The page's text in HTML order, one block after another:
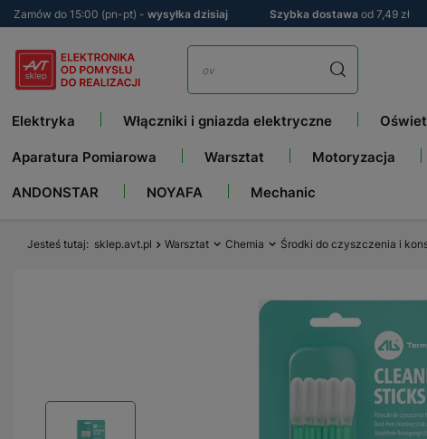
Zamów do 15:00 (pn-pt) - wysyłka dzisiaj Szybka dostawa od 7,49 zł
Elektryka Włączniki i gniazda elektryczne
Aparatura Pomiarowa Warsztat Motoryzacja
ANDONSTAR NOYAFA Mechanic
Jesteś tutaj sklep.avt.pl Warsztat Chemia Środki do czyszczenia i